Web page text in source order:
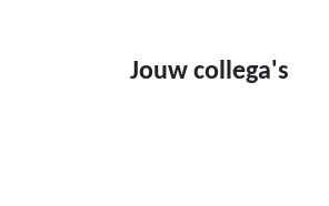
Jouw collega's